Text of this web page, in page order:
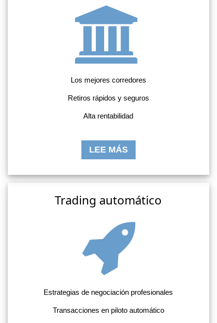
Los mejores corredores
Retiros rápidos y seguros
Alta rentabilidad
LEE MÁS
Trading automático
Estrategias de negociación profesionales
Transacciones en piloto automático